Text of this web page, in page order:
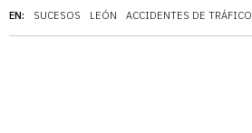
EN: SUCESOS LEÓN ACCIDENTES DE TRÁFICO